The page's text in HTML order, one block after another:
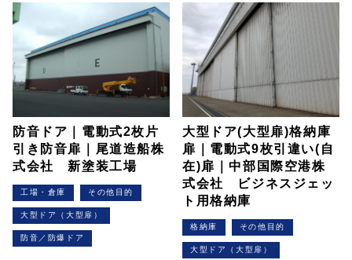
防音ドア｜電動式2枚片
引き防音扉｜尾道造船株
式会社 新塗装工場
工場・倉庫 その他目的
大型ドア（大型扉）
防音／防爆ドア
大型ドア(大型扉)格納庫
扉｜電動式9枚引違い(自
在)扉｜中部国際空港株
式会社 ビジネスジェッ
ト用格納庫
格納庫 その他目的
大型ドア（大型扉）